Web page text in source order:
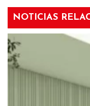
NOTICIAS